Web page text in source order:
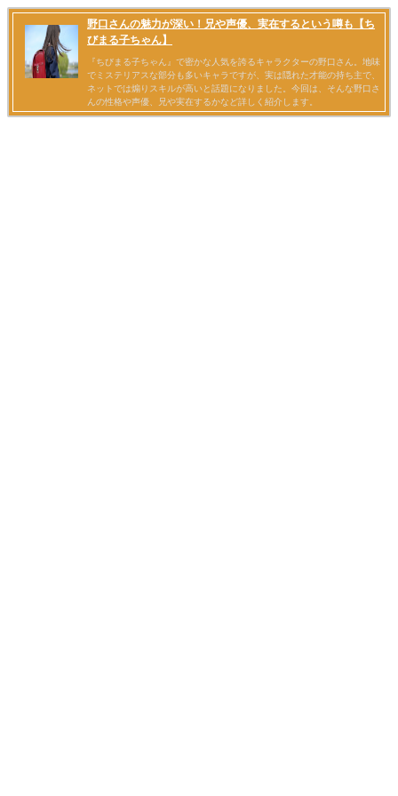
野口さんの魅力が深い！兄や声優、実在するという噂も【ち
びまる子ちゃん】
『ちびまる子ちゃん』で密かな人気を誇るキャラクターの野口さん。地味
でミステリアスな部分も多いキャラですが、実は隠れた才能の持ち主で、
ネットでは煽りスキルが高いと話題になりました。今回は、そんな野口さ
んの性格や声優、兄や実在するかなど詳しく紹介します。